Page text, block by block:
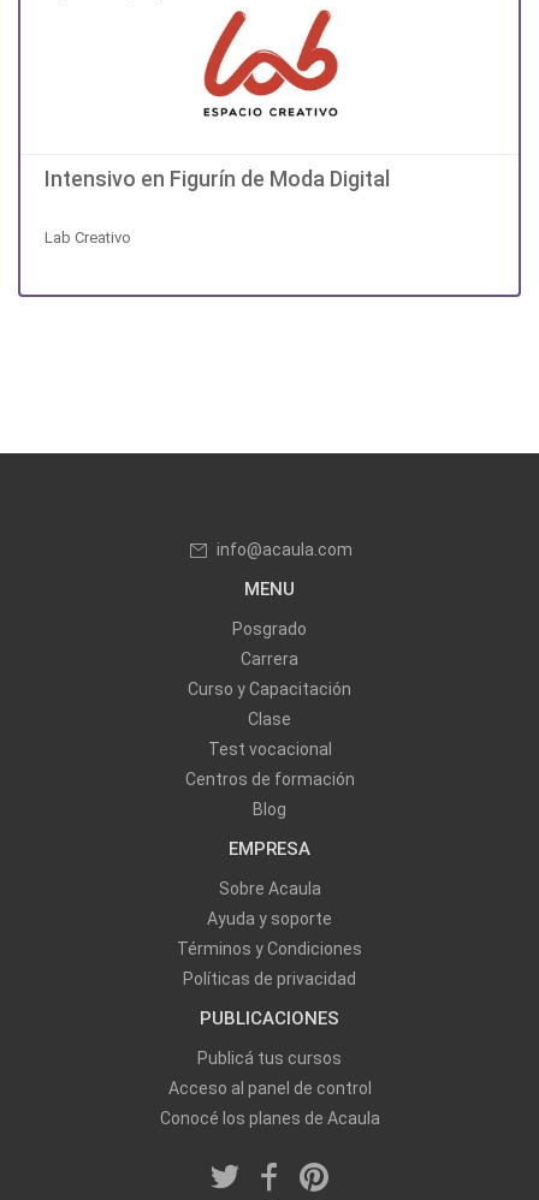
Intensivo en Figurín de Moda Digital
Lab Creativo
info@acaula.com
MENU
Posgrado
Carrera
Curso y Capacitación
Clase
Test vocacional
Centros de formación
Blog
EMPRESA
Sobre Acaula
Ayuda y soporte
Términos y Condiciones
Políticas de privacidad
PUBLICACIONES
Publicá tus cursos
Acceso al panel de control
Conocé los planes de Acaula